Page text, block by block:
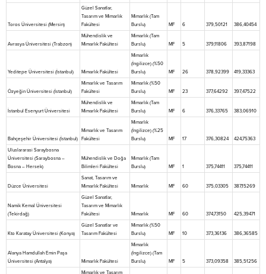
Toros Üniversitesi (Mersin)
Güzel Sanatlar,
Tasarım ve Mimarlık
Fakültesi
Mimarlık (Tam
Burslu)
MF 6 379,50121 386,40454
Avrasya Üniversitesi (Trabzon)
Mühendislik ve
Mimarlık Fakültesi
Mimarlık (Tam
Burslu)
MF 5 379,11806 393,87198
Yeditepe Üniversitesi (İstanbul) Mimarlık Fakültesi
Mimarlık
(İngilizce) (%50
Burslu)
MF 26 378,92399 419,33363
Özyeğin Üniversitesi (İstanbul)
Mimarlık ve Tasarım
Fakültesi
Mimarlık (%50
Burslu)
MF 23 377,64292 397,47522
İstanbul Esenyurt Üniversitesi
Mühendislik ve
Mimarlık Fakültesi
Mimarlık (Tam
Burslu)
MF 6 376,33765 383,06910
Bahçeşehir Üniversitesi (İstanbul)
Mimarlık ve Tasarım
Fakültesi
Mimarlık
(İngilizce) (%25
Burslu)
MF 17 376,30824 424,75363
Uluslararasi Saraybosna
Üniversitesi (Saraybosna –
Bosna – Hersek)
Mühendislik ve Doğa
Bilimleri Fakültesi
Mimarlık (Tam
Burslu)
MF 1 375,74411 375,74411
Düzce Üniversitesi
Sanat, Tasarım ve
Mimarlık Fakültesi
Mimarlık MF 60 375,03305 387,15269
Namik Kemal Üniversitesi
(Tekirdağ)
Güzel Sanatlar,
Tasarım ve Mimarlık
Fakültesi
Mimarlık MF 60 374,73150 425,39471
Kto Karatay Üniversitesi (Konya)
Güzel Sanatlar ve
Tasarım Fakültesi
Mimarlık (%50
Burslu)
MF 10 373,36136 386,36585
Alanya Hamdullah Emin Paşa
Üniversitesi (Antalya)
Mimarlık Fakültesi
Mimarlık
(İngilizce) (Tam
Burslu)
MF 5 373,09358 385,51256
Mimarlık ve Tasarım